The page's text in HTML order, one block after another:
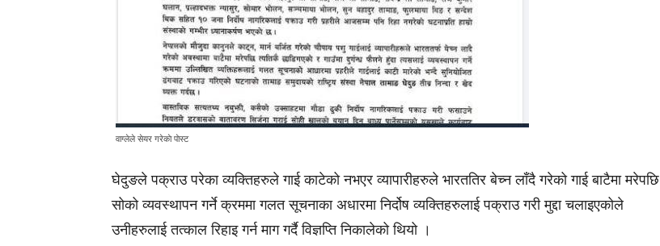
वाग्लेले सेयर गरेकाे पाेस्ट
घेदुङले पक्राउ परेका व्यक्तिहरुले गाई काटेको नभएर व्यापारीहरुले भारततिर बेच्न लाँदै गरेको गाई बाटैमा मरेपछि
सोको व्यवस्थापन गर्ने क्रममा गलत सूचनाका अधारमा निर्दोष व्यक्तिहरुलाई पक्राउ गरी मुद्दा चलाइएकोले
उनीहरुलाई तत्काल रिहाइ गर्न माग गर्दै विज्ञप्ति निकालेको थियो ।